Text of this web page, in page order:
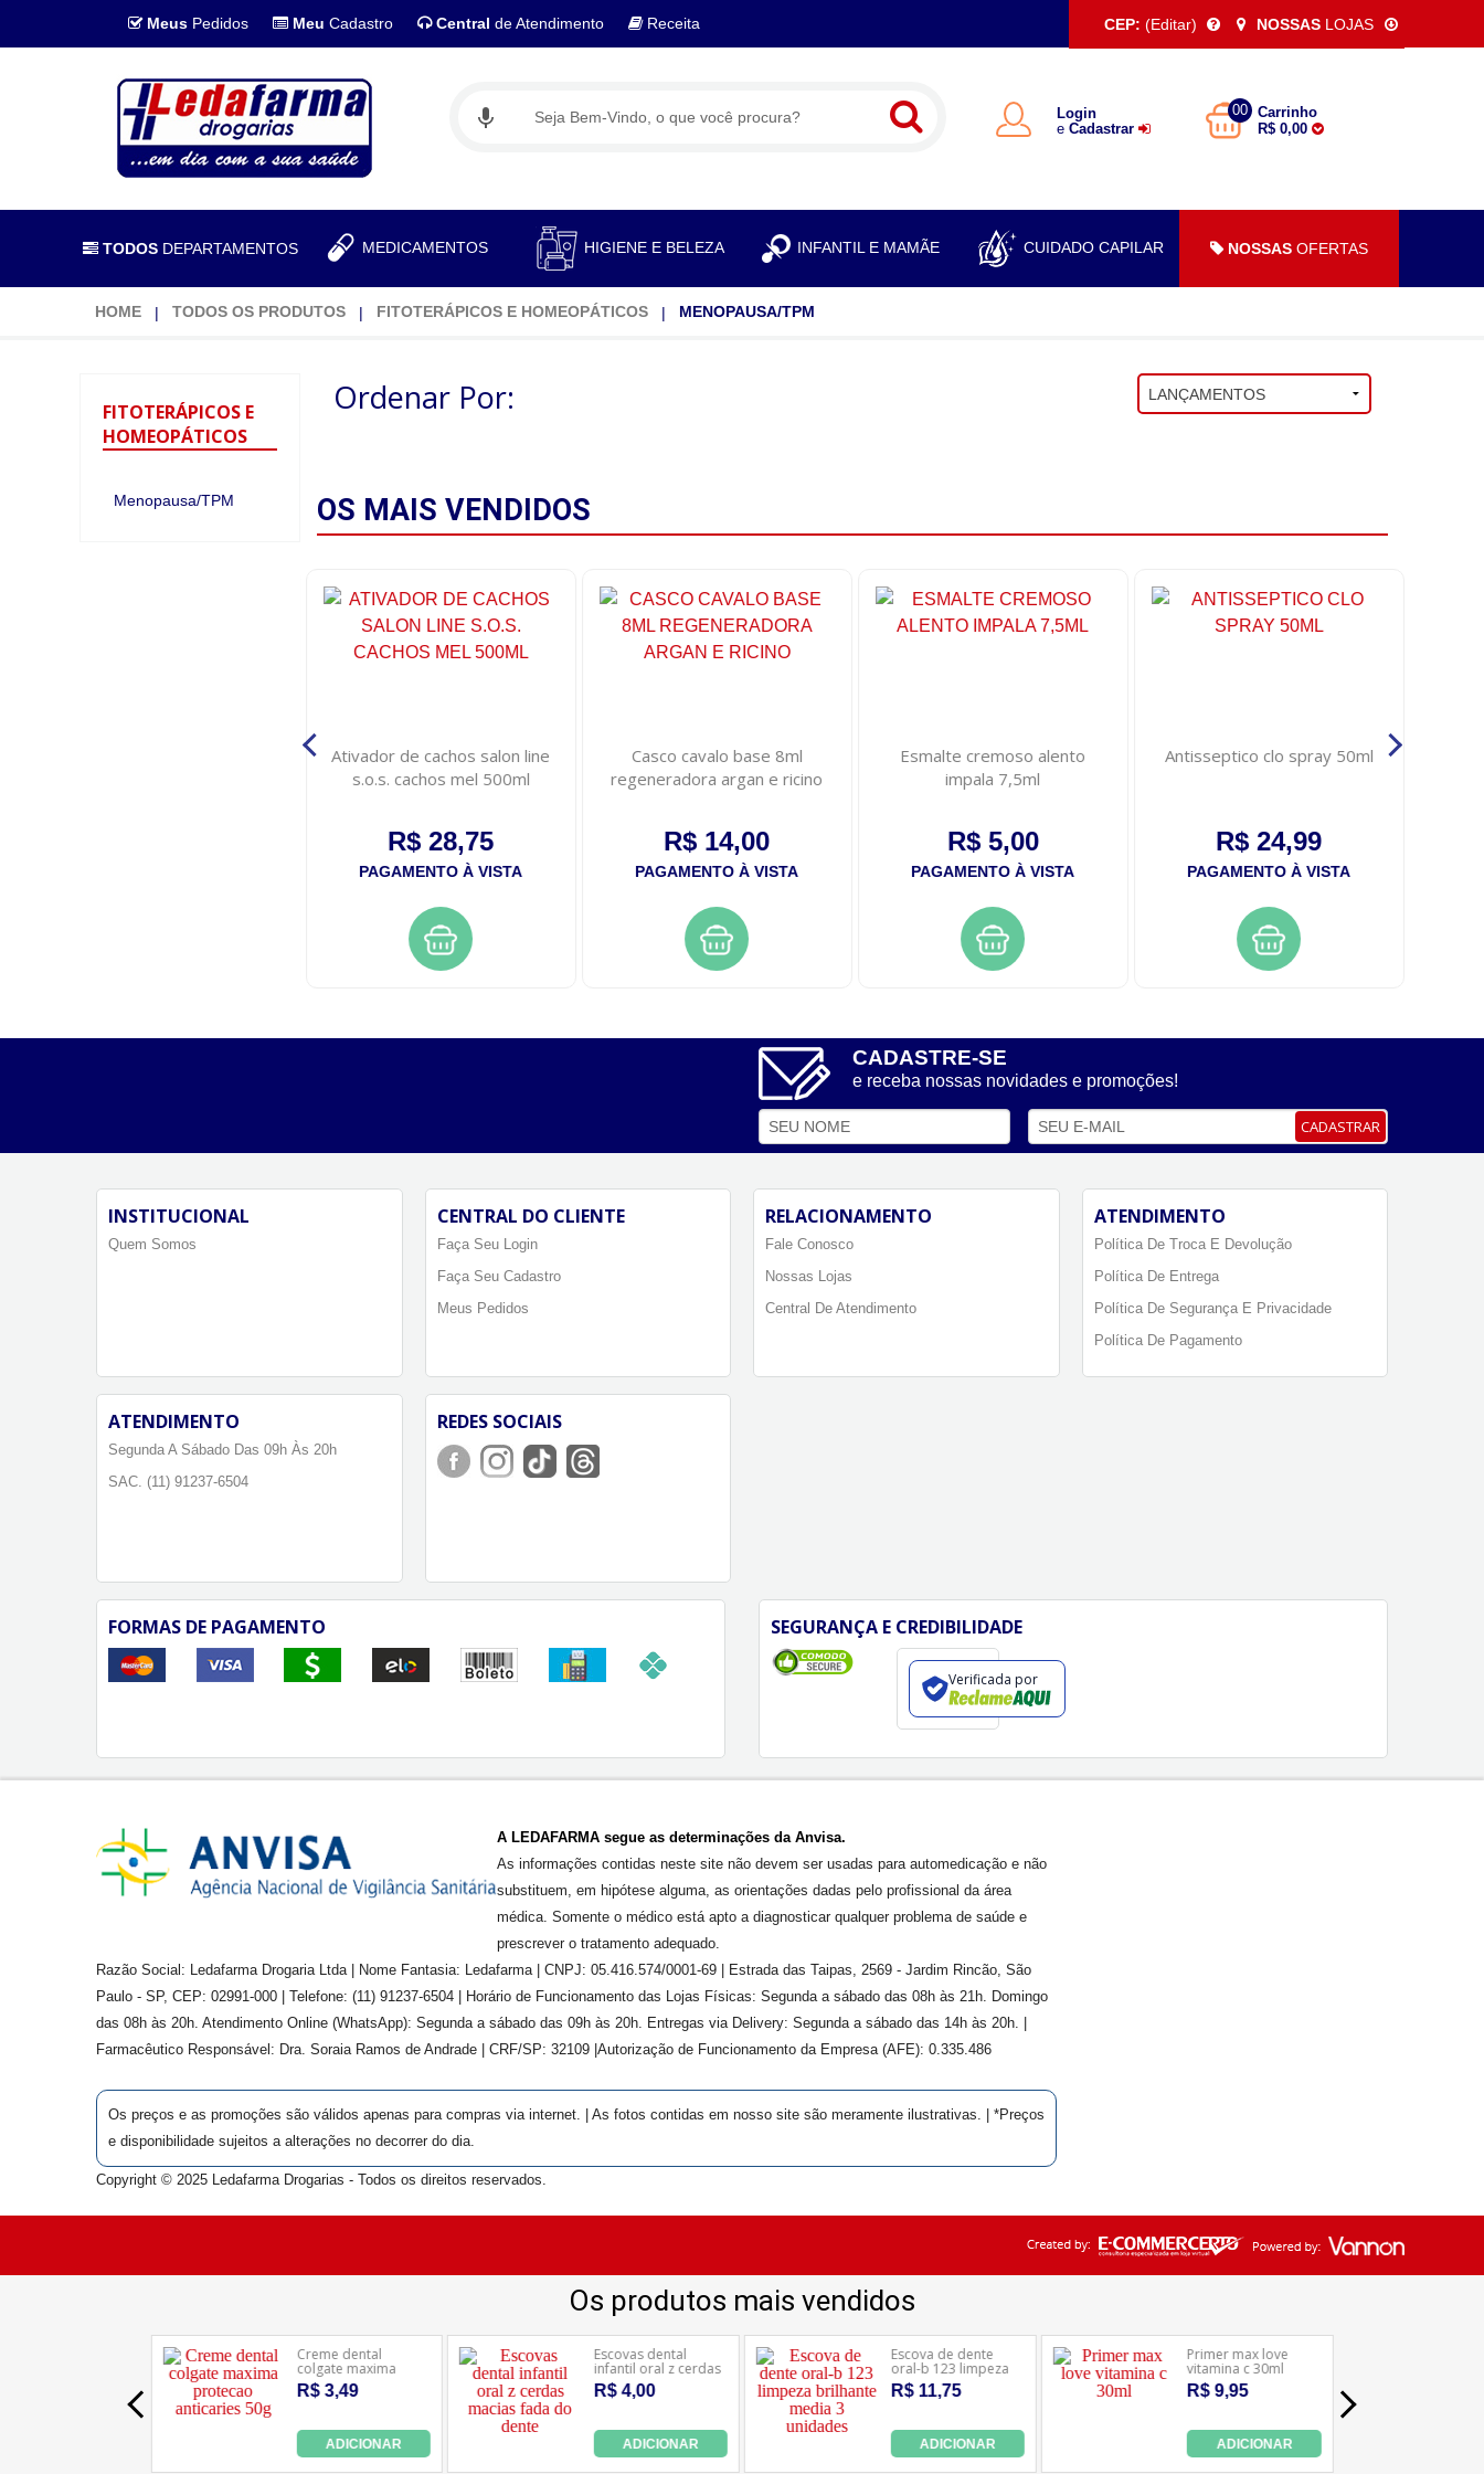
Meus Pedidos Meu Cadastro Central de Atendimento Receita CEP: (Editar) NOSSAS LOJAS
Login
e Cadastrar
00
Carrinho
R$ 0,00
TODOS DEPARTAMENTOS MEDICAMENTOS HIGIENE E BELEZA INFANTIL E MAMÃE CUIDADO CAPILAR NOSSAS OFERTAS
HOME TODOS OS PRODUTOS FITOTERÁPICOS E HOMEOPÁTICOS MENOPAUSA/TPM
FITOTERÁPICOS E
HOMEOPÁTICOS
Menopausa/TPM
Ordenar Por:
OS MAIS VENDIDOS
Ativador de cachos salon line
s.o.s. cachos mel 500ml
R$ 28,75
PAGAMENTO À VISTA
Casco cavalo base 8ml
regeneradora argan e ricino
R$ 14,00
PAGAMENTO À VISTA
Esmalte cremoso alento
impala 7,5ml
R$ 5,00
PAGAMENTO À VISTA
Antisseptico clo spray 50ml
R$ 24,99
PAGAMENTO À VISTA
CADASTRE-SE
e receba nossas novidades e promoções!
CADASTRAR
INSTITUCIONAL
Quem Somos
CENTRAL DO CLIENTE
Faça Seu Login
Faça Seu Cadastro
Meus Pedidos
RELACIONAMENTO
Fale Conosco
Nossas Lojas
Central De Atendimento
ATENDIMENTO
Política De Troca E Devolução
Política De Entrega
Política De Segurança E Privacidade
Política De Pagamento
ATENDIMENTO
Segunda A Sábado Das 09h Às 20h
SAC. (11) 91237-6504
REDES SOCIAIS
FORMAS DE PAGAMENTO SEGURANÇA E CREDIBILIDADE
Verificada por
A LEDAFARMA segue as determinações da Anvisa.
As informações contidas neste site não devem ser usadas para automedicação e não
substituem, em hipótese alguma, as orientações dadas pelo profissional da área
médica. Somente o médico está apto a diagnosticar qualquer problema de saúde e
prescrever o tratamento adequado.
Razão Social: Ledafarma Drogaria Ltda | Nome Fantasia: Ledafarma | CNPJ: 05.416.574/0001-69 | Estrada das Taipas, 2569 - Jardim Rincão, São
Paulo - SP, CEP: 02991-000 | Telefone: (11) 91237-6504 | Horário de Funcionamento das Lojas Físicas: Segunda a sábado das 08h às 21h. Domingo
das 08h às 20h. Atendimento Online (WhatsApp): Segunda a sábado das 09h às 20h. Entregas via Delivery: Segunda a sábado das 14h às 20h. |
Farmacêutico Responsável: Dra. Soraia Ramos de Andrade | CRF/SP: 32109 |Autorização de Funcionamento da Empresa (AFE): 0.335.486
Os preços e as promoções são válidos apenas para compras via internet. | As fotos contidas em nosso site são meramente ilustrativas. | *Preços
e disponibilidade sujeitos a alterações no decorrer do dia.
Copyright © 2025 Ledafarma Drogarias - Todos os direitos reservados.